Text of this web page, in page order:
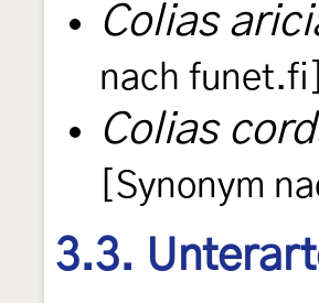
Colias
nach funet.fi]
Colias
[Synonym
3.3.